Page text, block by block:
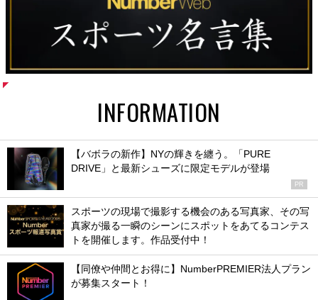
INFORMATION
【バボラの新作】NYの輝きを纏う。「PURE
DRIVE」と最新シューズに限定モデルが登場
PR
スポーツの現場で撮影する機会のある写真家、その写
真家が撮る一瞬のシーンにスポットをあてるコンテス
トを開催します。作品受付中！
【同僚や仲間とお得に】NumberPREMIER法人プラン
が募集スタート！